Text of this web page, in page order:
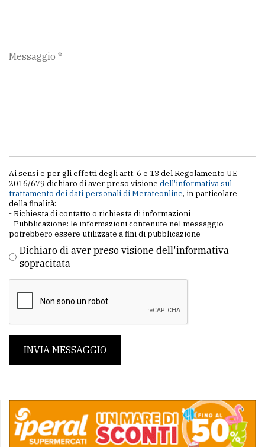
Messaggio *
Ai sensi e per gli effetti degli artt. 6 e 13 del Regolamento UE
2016/679 dichiaro di aver preso visione dell'informativa sul
trattamento dei dati personali di Merateonline, in particolare
della finalità:
- Richiesta di contatto o richiesta di informazioni
- Pubblicazione: le informazioni contenute nel messaggio
potrebbero essere utilizzate a fini di pubblicazione
Dichiaro di aver preso visione dell'informativa
sopracitata
INVIA MESSAGGIO